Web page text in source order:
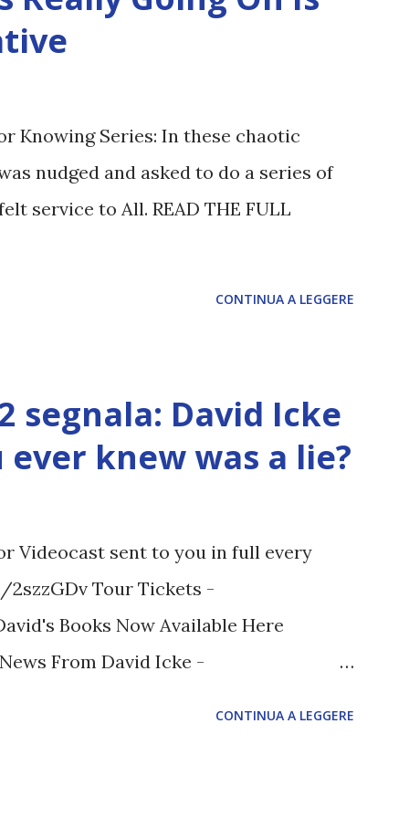
Knowing Series: In these chaotic
nudged and asked to do a series of
service to All. READ THE FULL
CONTINUA A LEGGERE
segnala: David Icke
knew was a lie?
Videocast sent to you in full every
Tour Tickets -
Books Now Available Here
From David Icke -
CONTINUA A LEGGERE